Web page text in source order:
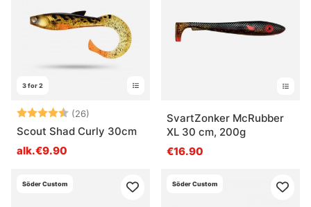
3 for 2
Arvio: (26)
4.7 5:sta tähdestä
Scout Shad Curly 30cm
alk.€9.90
SvartZonker McRubber
XL 30 cm, 200g
€16.90
Söder Custom Söder Custom